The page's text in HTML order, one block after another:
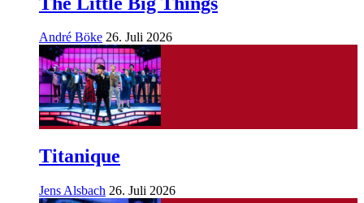
André Böke 26. Juli 2026
Titanique
Jens Alsbach 26. Juli 2026